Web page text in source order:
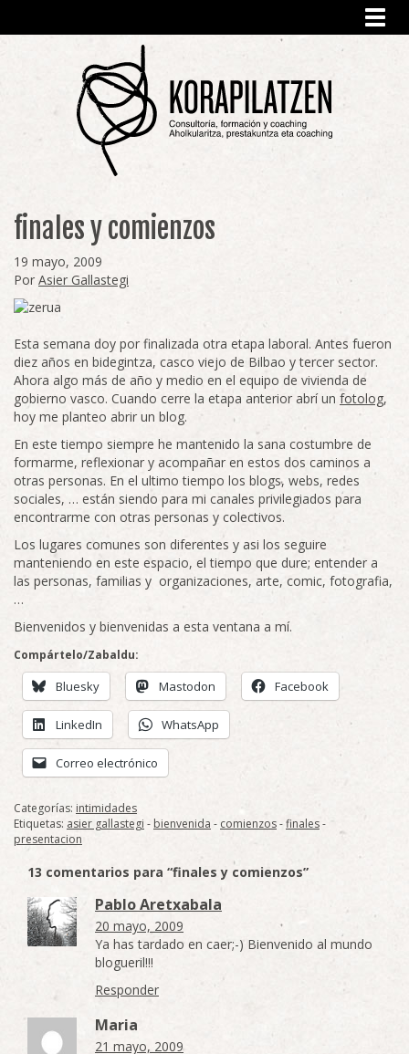
finales y comienzos
19 mayo, 2009
Por Asier Gallastegi
Esta semana doy por finalizada otra etapa laboral. Antes fueron
diez años en bidegintza, casco viejo de Bilbao y tercer sector.
Ahora algo más de año y medio en el equipo de vivienda de
gobierno vasco. Cuando cerre la etapa anterior abrí un fotolog,
hoy me planteo abrir un blog.
En este tiempo siempre he mantenido la sana costumbre de
formarme, reflexionar y acompañar en estos dos caminos a
otras personas. En el ultimo tiempo los blogs, webs, redes
sociales, … están siendo para mi canales privilegiados para
encontrarme con otras personas y colectivos.
Los lugares comunes son diferentes y asi los seguire
manteniendo en este espacio, el tiempo que dure; entender a
las personas, familias y organizaciones, arte, comic, fotografia,
…
Bienvenidos y bienvenidas a esta ventana a mí.
Compártelo/Zabaldu:
Bluesky Mastodon Facebook
LinkedIn WhatsApp
Correo electrónico
Categorías: intimidades
Etiquetas: asier gallastegi - bienvenida - comienzos-finales-
presentacion
13 comentarios para “finales y comienzos”
Pablo Aretxabala
20 mayo, 2009
Ya has tardado en caer;-) Bienvenido al mundo
blogueril!!!
Responder
Maria
21 mayo, 2009